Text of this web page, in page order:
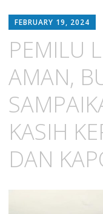
to
FEBRUARY 19, 2024
PEMILU
AMAN,
KASIH
DAN